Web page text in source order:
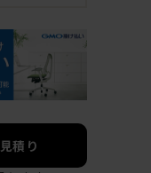
積り